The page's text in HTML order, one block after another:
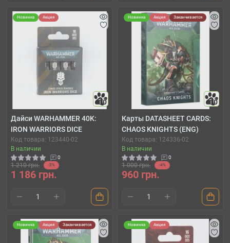
Новинка Акция
10
Дайси WARHAMMER 40K:
IRON WARRIORS DICE
Код товара: 123440-02
В наличии
0
1 210 грн. -2%
1 186 грн.
Новинка Акция Заканчивается
10
Карты DATASHEET CARDS:
CHAOS KNIGHTS (ENG)
Код товара: 124336-02
В наличии
0
1 000 грн. -4%
960 грн.
Новинка Акция Заканчивается Новинка Акция